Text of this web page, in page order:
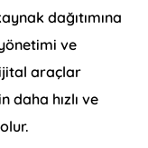
dağıtımına
ve
araçlar
hızlı ve